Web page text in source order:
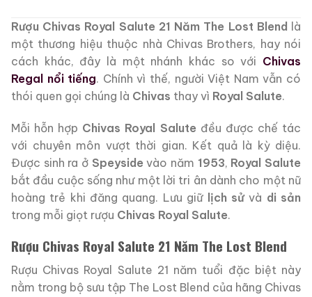
Rượu Chivas Royal Salute 21 Năm The Lost Blend là
một thương hiệu thuộc nhà Chivas Brothers, hay nói
cách khác, đây là một nhánh khác so với Chivas
Regal nổi tiếng. Chính vì thế, người Việt Nam vẫn có
thói quen gọi chúng là Chivas thay vì Royal Salute.
Mỗi hỗn hợp Chivas Royal Salute đều được chế tác
với chuyên môn vượt thời gian. Kết quả là kỳ diệu.
Được sinh ra ở Speyside vào năm 1953, Royal Salute
bắt đầu cuộc sống như một lời tri ân dành cho một nữ
hoàng trẻ khi đăng quang. Lưu giữ lịch sửvà di sản
trong mỗi giọt rượu Chivas Royal Salute.
Rượu Chivas Royal Salute 21 Năm The Lost Blend
Rượu Chivas Royal Salute 21 năm tuổi đặc biệt này
nằm trong bộ sưu tập The Lost Blend của hãng Chivas